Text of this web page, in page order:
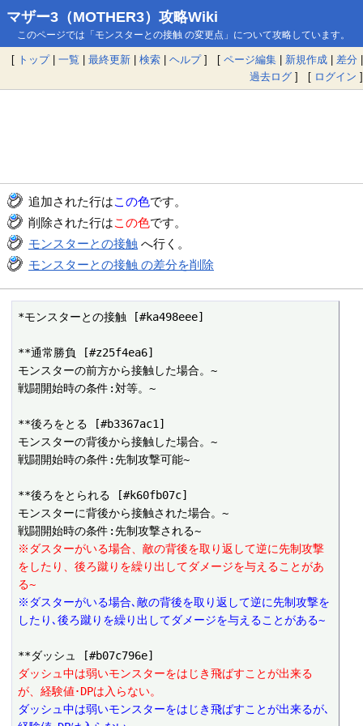
マザー3（MOTHER3）攻略Wiki
このページでは「モンスターとの接触 の変更点」について攻略しています。
[ トップ| 一覧 | 最終更新 | 検索 | ヘルプ] [ ページ編集 | 新規作成 | 差分 |
過去ログ ] [ ログイン ]
追加された行はこの色です。
削除された行はこの色です。
モンスターとの接触 へ行く。
モンスターとの接触 の差分を削除
*モンスターとの接触 [#ka498eee]
**通常勝負 [#z25f4ea6]
モンスターの前方から接触した場合。~
戦闘開始時の条件:対等。~
**後ろをとる [#b3367ac1]
モンスターの背後から接触した場合。~
戦闘開始時の条件:先制攻撃可能~
**後ろをとられる [#k60fb07c]
モンスターに背後から接触された場合。~
※ダスターがいる場合、敵の背後を取り返して逆に先制攻撃
をしたり、後ろ蹴りを繰り出してダメージを与えることがあ
る~
※ダスターがいる場合､敵の背後を取り返して逆に先制攻撃を
したり､後ろ蹴りを繰り出してダメージを与えることがある~
ダッシュ中は弱いモンスターをはじき飛ばすことが出来る
が、経験値･DPは入らない。
ダッシュ中は弱いモンスターをはじき飛ばすことが出来るが､